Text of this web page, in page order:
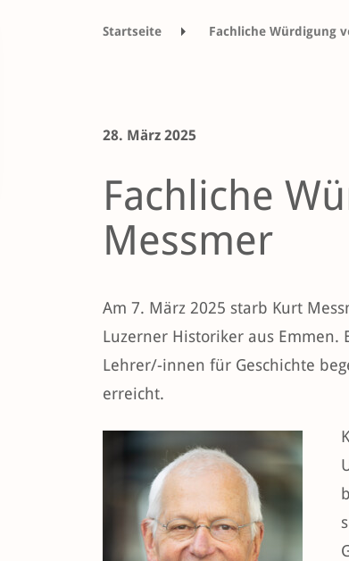
Startseite Fachliche Würdigung
28. März 2025
Fachliche
Messmer
Am 7. März 2025 starb Kurt
Luzerner Historiker aus Emmen.
Lehrer/-innen für Geschichte
erreicht.